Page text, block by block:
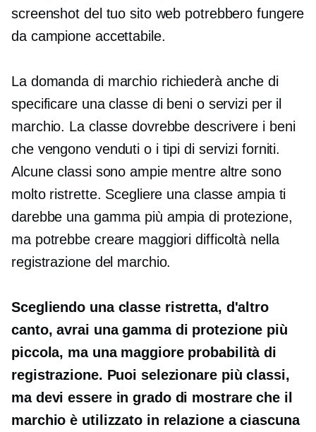
screenshot del tuo sito web potrebbero fungere
da campione accettabile.
La domanda di marchio richiederà anche di
specificare una classe di beni o servizi per il
marchio. La classe dovrebbe descrivere i beni
che vengono venduti o i tipi di servizi forniti.
Alcune classi sono ampie mentre altre sono
molto ristrette. Scegliere una classe ampia ti
darebbe una gamma più ampia di protezione,
ma potrebbe creare maggiori difficoltà nella
registrazione del marchio.
Scegliendo una classe ristretta, d'altro
canto, avrai una gamma di protezione più
piccola, ma una maggiore probabilità di
registrazione. Puoi selezionare più classi,
ma devi essere in grado di mostrare che il
marchio è utilizzato in relazione a ciascuna